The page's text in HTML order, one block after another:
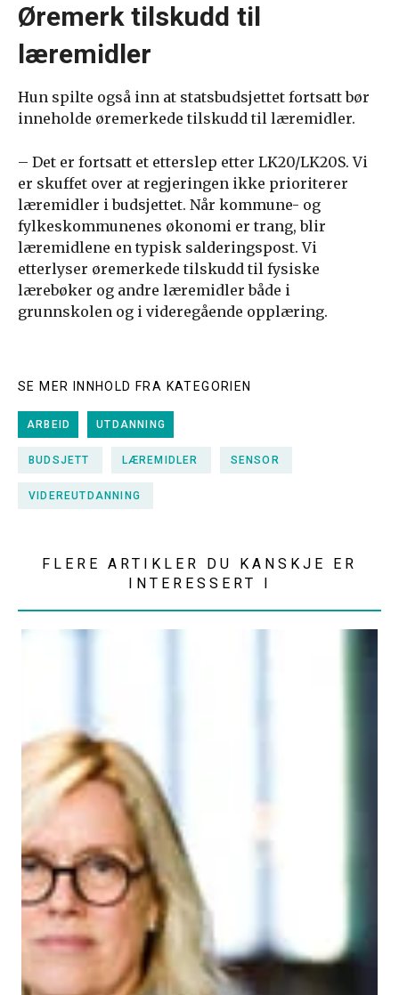
Øremerk tilskudd til
læremidler
Hun spilte også inn at statsbudsjettet fortsatt bør
inneholde øremerkede tilskudd til læremidler.
– Det er fortsatt et etterslep etter LK20/LK20S. Vi
er skuffet over at regjeringen ikke prioriterer
læremidler i budsjettet. Når kommune- og
fylkeskommunenes økonomi er trang, blir
læremidlene en typisk salderingspost. Vi
etterlyser øremerkede tilskudd til fysiske
lærebøker og andre læremidler både i
grunnskolen og i videregående opplæring.
SE MER INNHOLD FRA KATEGORIEN
ARBEID UTDANNING
BUDSJETT LÆREMIDLER SENSOR
VIDEREUTDANNING
FLERE ARTIKLER DU KANSKJE ER
INTERESSERT I